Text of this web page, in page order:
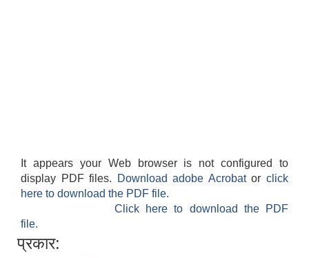
It appears your Web browser is not configured to
display PDF files.
Download adobe Acrobatorclick
here to download the PDF file.
Click here to download the PDF
file.
प्रकार: